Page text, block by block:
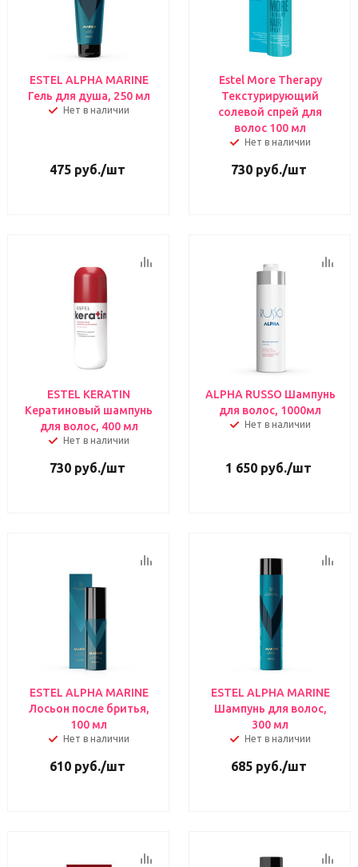
ESTEL ALPHA MARINE
Гель для душа, 250 мл
Нет в наличии
475руб./шт
Estel More Therapy
Текстурирующий
солевой спрей для
волос 100 мл
Нет в наличии
730руб./шт
ESTEL KERATIN
Кератиновый шампунь
для волос, 400 мл
Нет в наличии
730руб./шт
ALPHA RUSSO Шампунь
для волос, 1000мл
Нет в наличии
1 650 руб./шт
ESTEL ALPHA MARINE
Лосьон после бритья,
100 мл
Нет в наличии
610руб./шт
ESTEL ALPHA MARINE
Шампунь для волос,
300 мл
Нет в наличии
685руб./шт